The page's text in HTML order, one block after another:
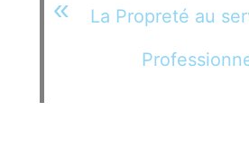
La Propreté au